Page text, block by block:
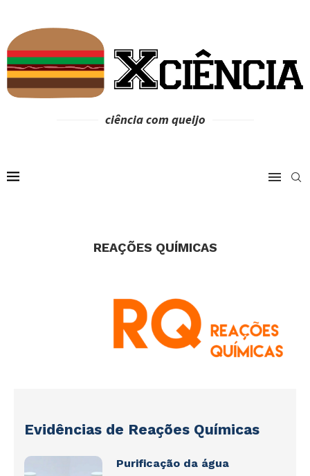
ciência com queijo
REAÇÕES QUÍMICAS
Evidências de Reações Químicas
Purificação da água